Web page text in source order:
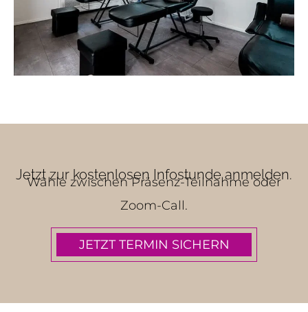
Jetzt zur kostenlosen Infostunde anmelden.
Wähle zwischen Präsenz-Teilnahme oder
Zoom-Call.
JETZT TERMIN SICHERN